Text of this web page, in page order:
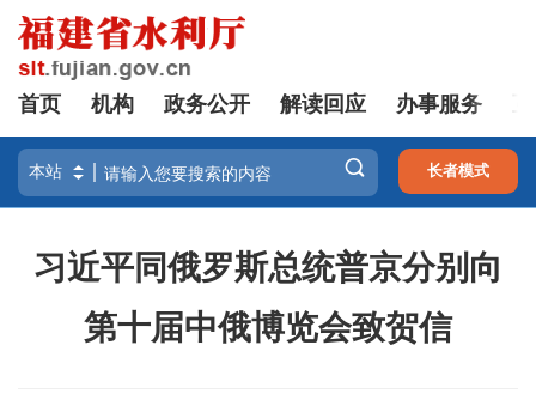
首页 机构 政务公开 解读回应 办事服务
 长者模式
习近平同俄罗斯总统普京分别向
第十届中俄博览会致贺信